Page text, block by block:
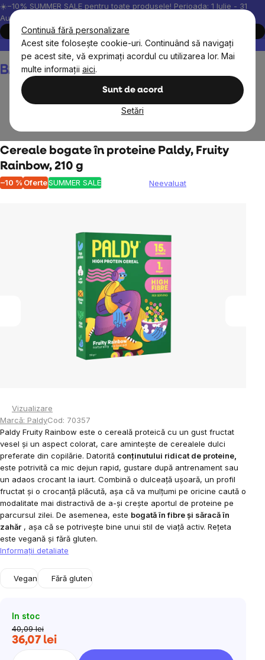
Continuă fără personalizare
Acest site folosește cookie-uri. Continuând să navigați
pe acest site, vă exprimați acordul cu utilizarea lor. Mai
multe informații aici.
Sunt de acord
Setări
Treci
la
conținut
☀️−10% SUMMER SALE pentru toate produsele! Perioada: 1 Iulie - 31
August, 2026.
Cumpără acum
Peste 200.000 de recenzii verificate
Produsele noastre sunt
Coş
de
Cereale bogate în proteine ​​Paldy, Fruity
Rainbow, 210 g
–10 % OferteSUMMER SALE
Evaluarea
este
0,0
din
5
stele.
Neevaluat
Vizualizare
Marcă: PaldyCod: 70357
Paldy Fruity Rainbow este o cereală proteică cu un gust fructat
vesel și un aspect colorat, care amintește de cerealele dulci
preferate din copilărie. Datorită conținutului ridicat de proteine,
este potrivită ca mic dejun rapid, gustare după antrenament sau
un adaos crocant la iaurt. Combină o dulceață ușoară, un profil
fructat și o crocanță plăcută, așa că va mulțumi pe oricine caută o
modalitate mai distractivă de a-și crește aportul de proteine ​​pe
parcursul zilei. De asemenea, este bogată în fibre și săracă în
zahăr , așa că se potrivește bine unui stil de viață activ. Rețeta
este vegană și fără gluten.
Informaţii detaliate
Vegan Fără gluten
In stoc
40,09 lei
36,07 leiEvaluare